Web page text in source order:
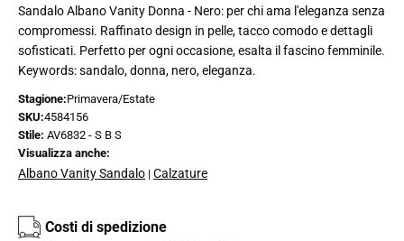
Sandalo Albano Vanity Donna - Nero: per chi ama l'eleganza senza
compromessi. Raffinato design in pelle, tacco comodo e dettagli
sofisticati. Perfetto per ogni occasione, esalta il fascino femminile.
Keywords: sandalo, donna, nero, eleganza.
Stagione:Primavera/Estate
SKU:4584156
Stile: AV6832 - S B S
Visualizza anche:
Albano Vanity Sandalo | Calzature
Costi di spedizione